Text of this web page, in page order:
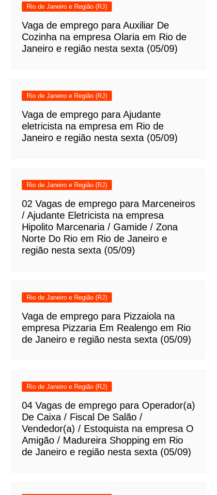
Rio de Janeiro e Região (RJ)
Vaga de emprego para Auxiliar De
Cozinha na empresa Olaria em Rio de
Janeiro e região nesta sexta (05/09)
Rio de Janeiro e Região (RJ)
Vaga de emprego para Ajudante
eletricista na empresa em Rio de
Janeiro e região nesta sexta (05/09)
Rio de Janeiro e Região (RJ)
02 Vagas de emprego para Marceneiros
/ Ajudante Eletricista na empresa
Hipolito Marcenaria / Gamide / Zona
Norte Do Rio em Rio de Janeiro e
região nesta sexta (05/09)
Rio de Janeiro e Região (RJ)
Vaga de emprego para Pizzaiola na
empresa Pizzaria Em Realengo em Rio
de Janeiro e região nesta sexta (05/09)
Rio de Janeiro e Região (RJ)
04 Vagas de emprego para Operador(a)
De Caixa / Fiscal De Salão /
Vendedor(a) / Estoquista na empresa O
Amigão / Madureira Shopping em Rio
de Janeiro e região nesta sexta (05/09)